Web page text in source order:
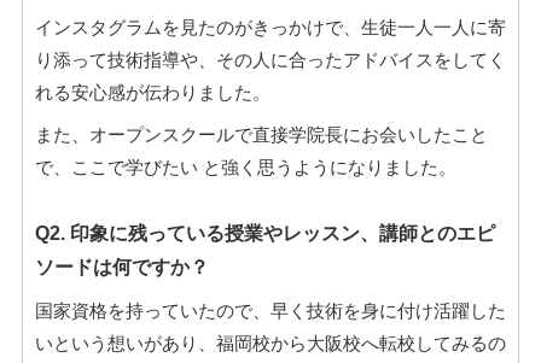
インスタグラムを見たのがきっかけで、生徒一人一人に寄
り添って技術指導や、その人に合ったアドバイスをしてく
れる安心感が伝わりました。
また、オープンスクールで直接学院長にお会いしたこと
で、ここで学びたい と強く思うようになりました。
Q2. 印象に残っている授業やレッスン、講師とのエピ
ソードは何ですか？
国家資格を持っていたので、早く技術を身に付け活躍した
いという想いがあり、福岡校から大阪校へ転校してみるの